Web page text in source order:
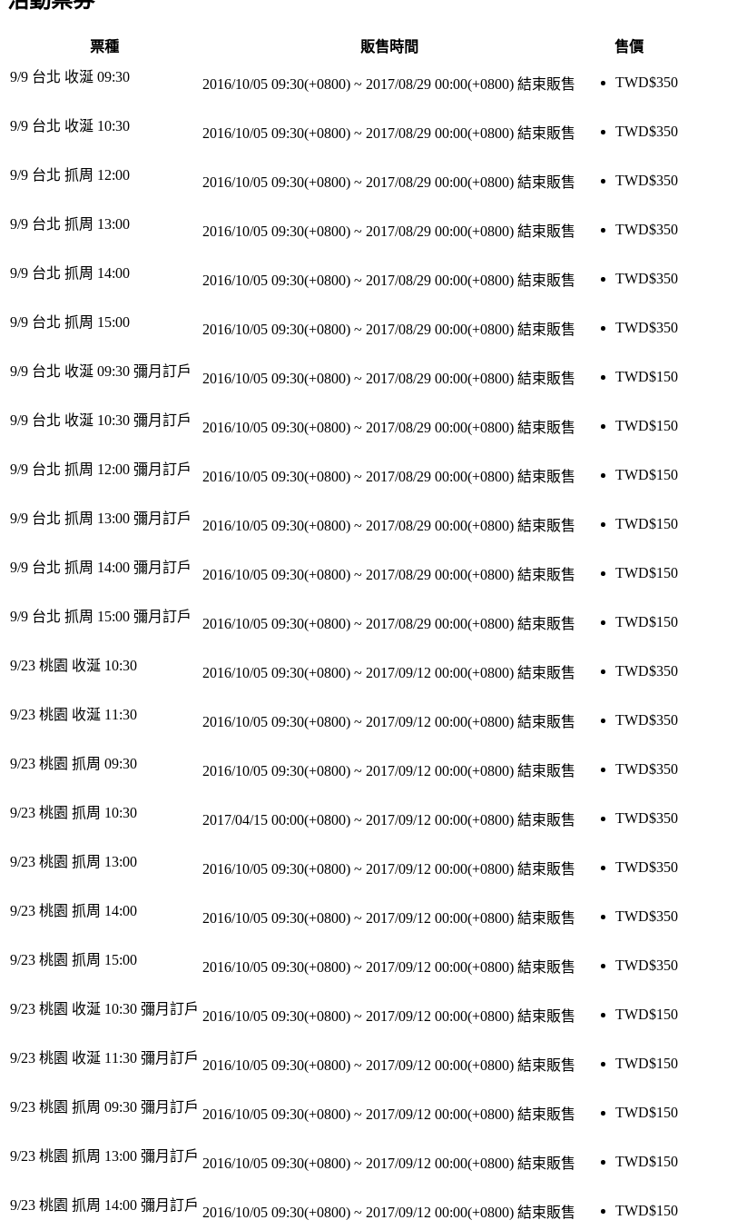
票種 販售時間
售價
9/9 台北 收涎 09:30
2016/10/05 09:30(+0800) ~ 2017/08/29 00:00(+0800) 結束販售 TWD$350
9/9 台北 收涎 10:30 2016/10/05 09:30(+0800) ~ 2017/08/29 00:00(+0800) 結束販售 TWD$350
9/9 台北 抓周 12:00 2016/10/05 09:30(+0800) ~ 2017/08/29 00:00(+0800) 結束販售 TWD$350
9/9 台北 抓周 13:00 2016/10/05 09:30(+0800) ~ 2017/08/29 00:00(+0800) 結束販售 TWD$350
9/9 台北 抓周 14:00 2016/10/05 09:30(+0800) ~ 2017/08/29 00:00(+0800) 結束販售 TWD$350
9/9 台北 抓周 15:00 2016/10/05 09:30(+0800) ~ 2017/08/29 00:00(+0800) 結束販售 TWD$350
9/9 台北 收涎 09:30 彌月訂戶 2016/10/05 09:30(+0800) ~ 2017/08/29 00:00(+0800) 結束販售 TWD$150
9/9 台北 收涎 10:30 彌月訂戶 2016/10/05 09:30(+0800) ~ 2017/08/29 00:00(+0800) 結束販售 TWD$150
9/9 台北 抓周 12:00 彌月訂戶 2016/10/05 09:30(+0800) ~ 2017/08/29 00:00(+0800) 結束販售 TWD$150
9/9 台北 抓周 13:00 彌月訂戶 2016/10/05 09:30(+0800) ~ 2017/08/29 00:00(+0800) 結束販售 TWD$150
9/9 台北 抓周 14:00 彌月訂戶 2016/10/05 09:30(+0800) ~ 2017/08/29 00:00(+0800) 結束販售 TWD$150
9/9 台北 抓周 15:00 彌月訂戶 2016/10/05 09:30(+0800) ~ 2017/08/29 00:00(+0800) 結束販售 TWD$150
9/23 桃園 收涎 10:30 2016/10/05 09:30(+0800) ~ 2017/09/12 00:00(+0800) 結束販售 TWD$350
9/23 桃園 收涎 11:30 2016/10/05 09:30(+0800) ~ 2017/09/12 00:00(+0800) 結束販售 TWD$350
9/23 桃園 抓周 09:30 2016/10/05 09:30(+0800) ~ 2017/09/12 00:00(+0800) 結束販售 TWD$350
9/23 桃園 抓周 10:30 2017/04/15 00:00(+0800) ~ 2017/09/12 00:00(+0800) 結束販售 TWD$350
9/23 桃園 抓周 13:00 2016/10/05 09:30(+0800) ~ 2017/09/12 00:00(+0800) 結束販售 TWD$350
9/23 桃園 抓周 14:00 2016/10/05 09:30(+0800) ~ 2017/09/12 00:00(+0800) 結束販售 TWD$350
9/23 桃園 抓周 15:00 2016/10/05 09:30(+0800) ~ 2017/09/12 00:00(+0800) 結束販售 TWD$350
9/23 桃園 收涎 10:30 彌月訂戶 2016/10/05 09:30(+0800) ~ 2017/09/12 00:00(+0800) 結束販售 TWD$150
9/23 桃園 收涎 11:30 彌月訂戶 2016/10/05 09:30(+0800) ~ 2017/09/12 00:00(+0800) 結束販售 TWD$150
9/23 桃園 抓周 09:30 彌月訂戶 2016/10/05 09:30(+0800) ~ 2017/09/12 00:00(+0800) 結束販售 TWD$150
9/23 桃園 抓周 13:00 彌月訂戶 2016/10/05 09:30(+0800) ~ 2017/09/12 00:00(+0800) 結束販售 TWD$150
9/23 桃園 抓周 14:00 彌月訂戶 2016/10/05 09:30(+0800) ~ 2017/09/12 00:00(+0800) 結束販售 TWD$150